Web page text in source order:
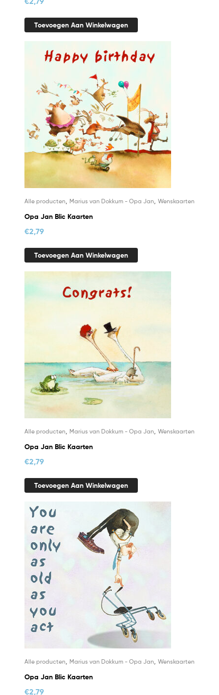
Toevoegen Aan Winkelwagen
Alle producten Marius van Dokkum - Opa Jan Wenskaarten
Opa Jan Blic Kaarten
€2,79
Toevoegen Aan Winkelwagen
Alle producten Marius van Dokkum - Opa Jan Wenskaarten
Opa Jan Blic Kaarten
€2,79
Toevoegen Aan Winkelwagen
Alle producten Marius van Dokkum - Opa Jan Wenskaarten
Opa Jan Blic Kaarten
€2,79